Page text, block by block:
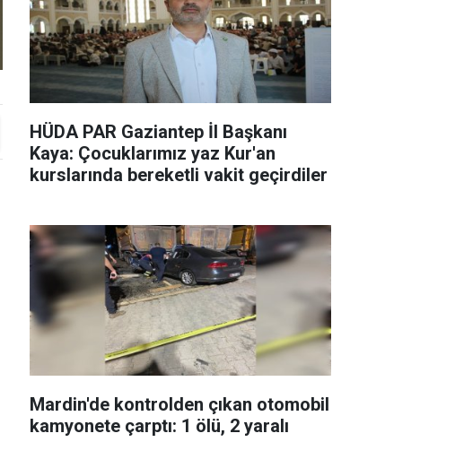
HÜDA PAR Gaziantep İl Başkanı
Kaya: Çocuklarımız yaz Kur'an
kurslarında bereketli vakit geçirdiler
Mardin'de kontrolden çıkan otomobil
kamyonete çarptı: 1 ölü, 2 yaralı